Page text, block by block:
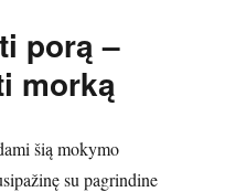
porą –
morką
šią mokymo
su pagrindine